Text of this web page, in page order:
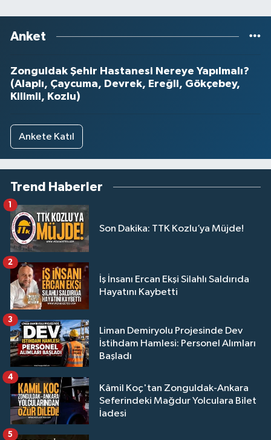
Anket
Zonguldak Şehir Hastanesi Nereye Yapılmalı?
(Alaplı, Çaycuma, Devrek, Ereğli, Gökçebey,
Kilimli, Kozlu)
Ankete Katıl
Trend Haberler
Son Dakika: TTK Kozlu’ya Müjde!
1
İş İnsanı Ercan Ekşi Silahlı Saldırıda
Hayatını Kaybetti
2
Liman Demiryolu Projesinde Dev
İstihdam Hamlesi: Personel Alımları
Başladı
3
Kâmil Koç'tan Zonguldak-Ankara
Seferindeki Mağdur Yolculara Bilet
İadesi
4
5